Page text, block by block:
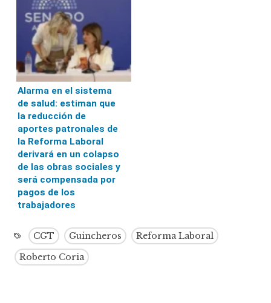
Alarma en el sistema
de salud: estiman que
la reducción de
aportes patronales de
la Reforma Laboral
derivará en un colapso
de las obras sociales y
será compensada por
pagos de los
trabajadores
CGT Guincheros
Reforma Laboral
Roberto Coria